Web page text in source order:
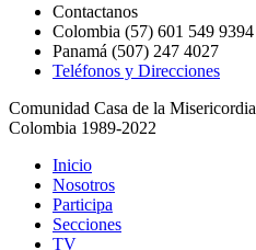
Contactanos
Colombia (57) 601 549 9394
Panamá (507) 247 4027
Teléfonos y Direcciones
Comunidad Casa de la Misericordia
Colombia 1989-2022
Inicio
Nosotros
Participa
Secciones
TV